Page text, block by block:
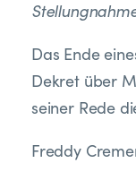
Das Ende
Dekret über
seiner Rede
Freddy